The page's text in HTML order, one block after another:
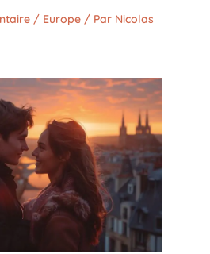
/ Europe / Par Nicolas